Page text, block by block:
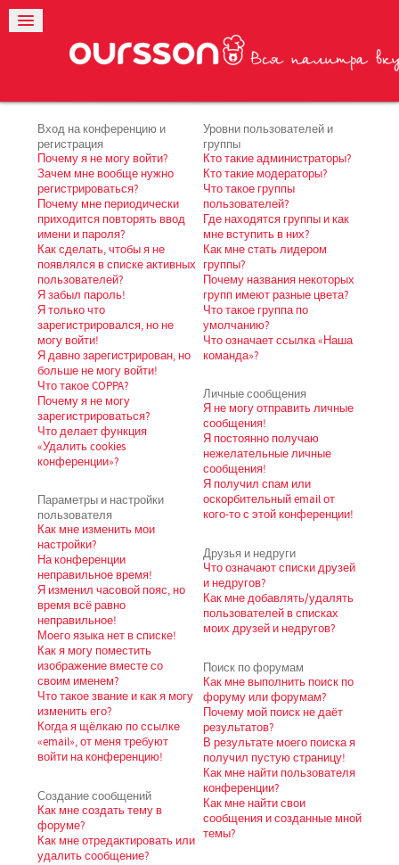
Вход на конференцию и
регистрация
Почему я не могу войти?
Зачем мне вообще нужно
регистрироваться?
Почему мне периодически
приходится повторять ввод
имени и пароля?
Как сделать, чтобы я не
появлялся в списке активных
пользователей?
Я забыл пароль!
Я только что
зарегистрировался, но не
могу войти!
Я давно зарегистрирован, но
больше не могу войти!
Что такое COPPA?
Почему я не могу
зарегистрироваться?
Что делает функция
«Удалить cookies
конференции»?
Параметры и настройки
пользователя
Как мне изменить мои
настройки?
На конференции
неправильное время!
Я изменил часовой пояс, но
время всё равно
неправильное!
Моего языка нет в списке!
Как я могу поместить
изображение вместе со
своим именем?
Что такое звание и как я могу
изменить его?
Когда я щёлкаю по ссылке
«email», от меня требуют
войти на конференцию!
Создание сообщений
Как мне создать тему в
форуме?
Как мне отредактировать или
удалить сообщение?
Уровни пользователей и
группы
Кто такие администраторы?
Кто такие модераторы?
Что такое группы
пользователей?
Где находятся группы и как
мне вступить в них?
Как мне стать лидером
группы?
Почему названия некоторых
групп имеют разные цвета?
Что такое группа по
умолчанию?
Что означает ссылка «Наша
команда»?
Личные сообщения
Я не могу отправить личные
сообщения!
Я постоянно получаю
нежелательные личные
сообщения!
Я получил спам или
оскорбительный email от
кого-то с этой конференции!
Друзья и недруги
Что означают списки друзей
и недругов?
Как мне добавлять/удалять
пользователей в списках
моих друзей и недругов?
Поиск по форумам
Как мне выполнить поиск по
форуму или форумам?
Почему мой поиск не даёт
результатов?
В результате моего поиска я
получил пустую страницу!
Как мне найти пользователя
конференции?
Как мне найти свои
сообщения и созданные мной
темы?